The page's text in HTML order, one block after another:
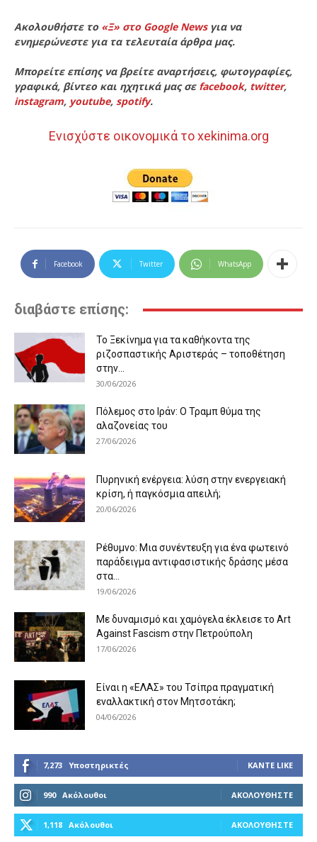
Ακολουθήστε το «Ξ» στο Google Newsγια να
ενημερώνεστε για τα τελευταία άρθρα μας.
Μπορείτε επίσης να βρείτε αναρτήσεις, φωτογραφίες,
γραφικά, βίντεο και ηχητικά μας σε facebook, twitter,
instagram, youtube, spotify.
Ενισχύστε οικονομικά το xekinima.org
Facebook Twitter WhatsApp
διαβάστε επίσης:
Το Ξεκίνημα για τα καθήκοντα της
ριζοσπαστικής Αριστεράς – τοποθέτηση
στην...
30/06/2026
Πόλεμος στο Ιράν: Ο Τραμπ θύμα της
αλαζονείας του
27/06/2026
Πυρηνική ενέργεια: λύση στην ενεργειακή
κρίση, ή παγκόσμια απειλή;
20/06/2026
Ρέθυμνο: Μια συνέντευξη για ένα φωτεινό
παράδειγμα αντιφασιστικής δράσης μέσα
στα...
19/06/2026
Με δυναμισμό και χαμόγελα έκλεισε το Art
Against Fascism στην Πετρούπολη
17/06/2026
Είναι η «ΕΛΑΣ» του Τσίπρα πραγματική
εναλλακτική στον Μητσοτάκη;
04/06/2026
7,273 Υποστηρικτές ΚΆΝΤΕ LIKE
990 Ακόλουθοι ΑΚΟΛΟΥΘΉΣΤΕ
1,118 Ακόλουθοι ΑΚΟΛΟΥΘΉΣΤΕ